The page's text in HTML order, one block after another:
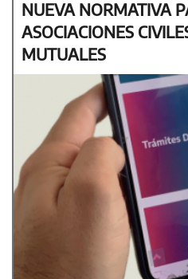
NUEVA NORMATIVA
ASOCIACIONES
MUTUALES